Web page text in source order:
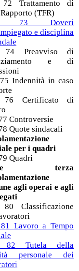
Trattamento di
(TFR)
73 Doveri
e disciplina
74 Preavviso di
e di
Indennità in caso
76 Certificato di
Controversie
Quote sindacali
per i quadri
Quadri
terza
agli operai e agli
Classificazione
Lavoro a Tempo
82 Tutela della
personale dei